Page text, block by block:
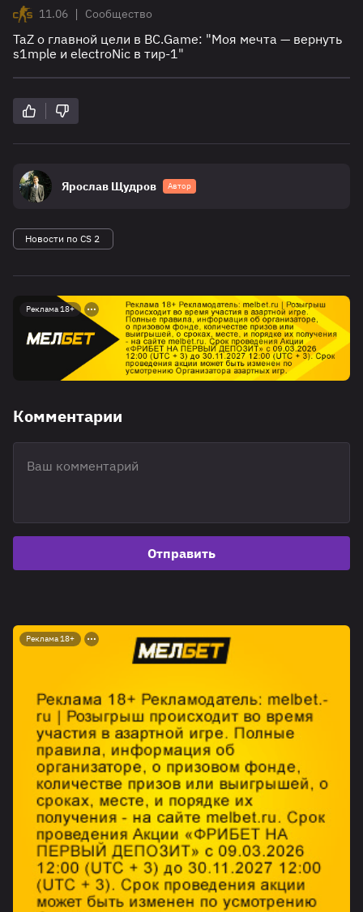
11.06 | Сообщество
TaZ о главной цели в BC.Game: "Моя мечта — вернуть
s1mple и electroNic в тир-1"
Ярослав Щудров Автор
Новости по CS 2
Реклама 18+
Комментарии
Отправить
Реклама 18+